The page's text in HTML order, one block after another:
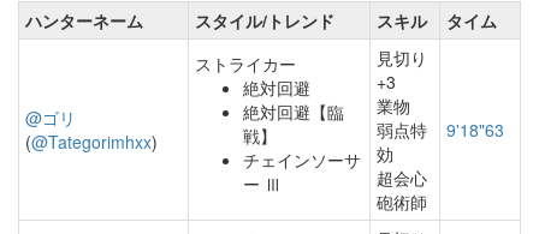
ハンターネーム スタイル/トレンド スキル タイム
@ゴリ
(@Tategorimhxx)
ストライカー
絶対回避
絶対回避【臨
戦】
チェインソーサ
ー Ⅲ
見切り
+3
業物
弱点特
効
超会心
砲術師
9'18"63